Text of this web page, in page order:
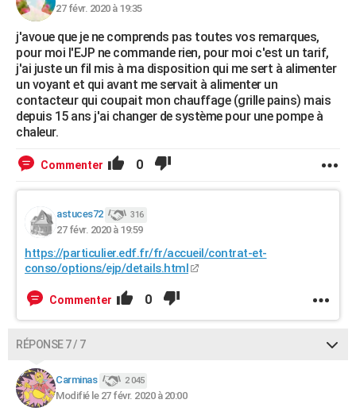
27 févr. 2020 à 19:35
j'avoue que je ne comprends pas toutes vos remarques,
pour moi l'EJP ne commande rien, pour moi c'est un tarif,
j'ai juste un fil mis à ma disposition qui me sert à alimenter
un voyant et qui avant me servait à alimenter un
contacteur qui coupait mon chauffage (grille pains) mais
depuis 15 ans j'ai changer de système pour une pompe à
chaleur.
Commenter 0
astuces72 316
27 févr. 2020 à 19:59
https://particulier.edf.fr/fr/accueil/contrat-et-
conso/options/ejp/details.html
Commenter 0
RÉPONSE 7 / 7
Carminas 2 045
Modifié le 27 févr. 2020 à 20:00